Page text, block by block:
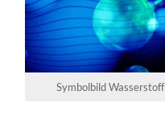
Symbolbild